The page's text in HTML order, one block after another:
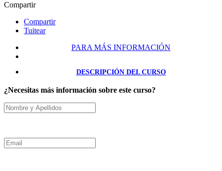
Compartir
Compartir
Tuitear
PARA MÁS INFORMACIÓN
DESCRIPCIÓN DEL CURSO
¿Necesitas más información sobre este curso?